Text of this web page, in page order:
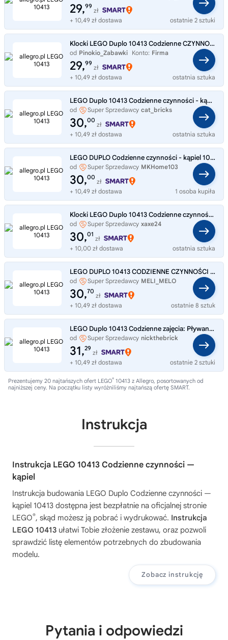
29,99
zł
+ 10,49 zł dostawa
ostatnie 2 sztuki
Klocki LEGO Duplo 10413 Codzienne CZYNNOŚCI Kąpiel
od Pinokio_Zabawki Konto: Firma
29,99
zł
+ 10,49 zł dostawa
ostatnia sztuka
LEGO Duplo 10413 Codzienne czynności - kąpiel
od Super Sprzedawcy cat_bricks
30,00
zł
+ 10,49 zł dostawa
ostatnia sztuka
LEGO DUPLO Codzienne czynności - kąpiel 10413
od Super Sprzedawcy MKHome103
30,00
zł
+ 10,49 zł dostawa
1 osoba kupiła
Klocki LEGO Duplo 10413 Codzienne czynności- kąpiel 1,5+
od Super Sprzedawcy xaxe24
30,01
zł
+ 10,00 zł dostawa
ostatnia sztuka
LEGO DUPLO 10413 CODZIENNE CZYNNOŚCI - KĄPIEL
od Super Sprzedawcy MELI_MELO
30,70
zł
+ 10,49 zł dostawa
ostatnie 8 sztuk
LEGO Duplo 10413 Codzienne zajęcia: Pływanie Słoniki Zabawka do kąpieli
od Super Sprzedawcy nickthebrick
31,29
zł
+ 10,49 zł dostawa
ostatnie 2 sztuki
Prezentujemy 20 najtańszych ofert LEGO® 10413 z Allegro, posortowanych od
najniższej ceny. Na początku listy wyróżniliśmy najtańszą ofertę SMART.
Instrukcja
Instrukcja LEGO 10413 Codzienne czynności —
kąpiel
Instrukcja budowania LEGO Duplo Codzienne czynności —
kąpiel 10413 dostępna jest bezpłatnie na oficjalnej stronie
LEGO®, skąd możesz ją pobrać i wydrukować. Instrukcja
LEGO 10413 ułatwi Tobie złożenie zestawu, oraz pozwoli
sprawdzić listę elementów potrzebnych do zbudowania
modelu.
Zobacz instrukcję
Pytania i odpowiedzi